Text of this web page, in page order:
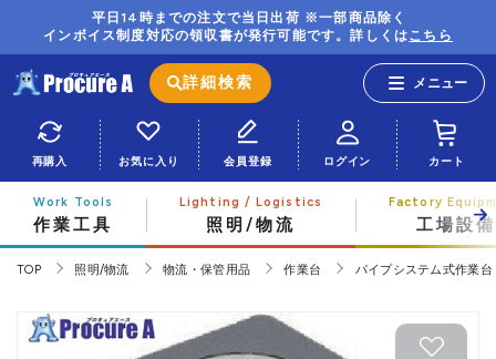
平日14時までの注文で当日出荷 ※一部商品除く
インボイス制度対応の領収書が発行可能です。詳しくはこちら
詳細検索
再購入 お気に入り 会員登録 ログイン カート
作業工具 照明/物流 工場設備
TOP 照明/物流 物流・保管用品 作業台 パイプシステム式作業台